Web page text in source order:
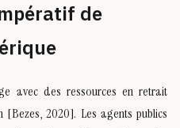
de
avec des ressources en retrait
2020]. Les agents publics